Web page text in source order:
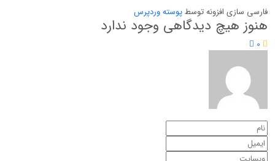
فارسی سازی افزونه توسطپوسته وردپرس
هنوز هیچ دیدگاهی وجود ندارد
0